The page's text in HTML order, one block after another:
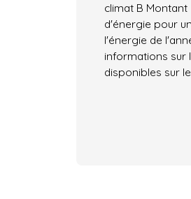
climat B
d'énergie pour
l'énergie de
informations sur
disponibles sur